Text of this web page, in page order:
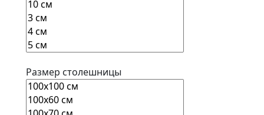
Размер столешницы